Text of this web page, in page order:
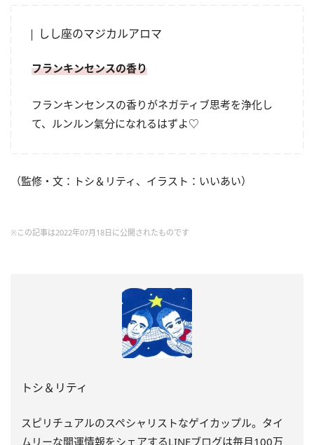
しし座のマジカルアロマ
フランキンセンスの香り
フランキンセンスの香りがネガティブ思考を浄化し
て、ルンルン氣分になれるはずよ♡
（監修・文：トシ＆リティ、イラスト：いいあい）
※この記事は2022年07月18日に公開されたものです
トシ＆リティ
スピリチュアルのスペシャリストなゲイカップル。タイ
ムリーな開運情報をシェアするLINEブログは毎月100万